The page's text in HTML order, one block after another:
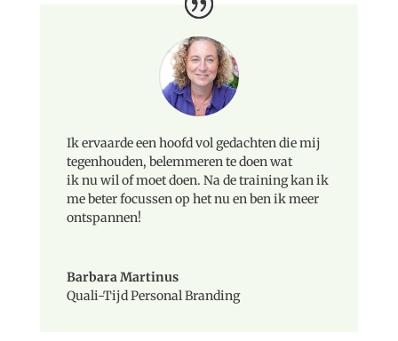
Ik ervaarde een hoofd vol gedachten die mij
tegenhouden, belemmeren te doen wat
ik nu wil of moet doen. Na de training kan ik
me beter focussen op het nu en ben ik meer
ontspannen!
Barbara Martinus
Quali-Tijd Personal Branding